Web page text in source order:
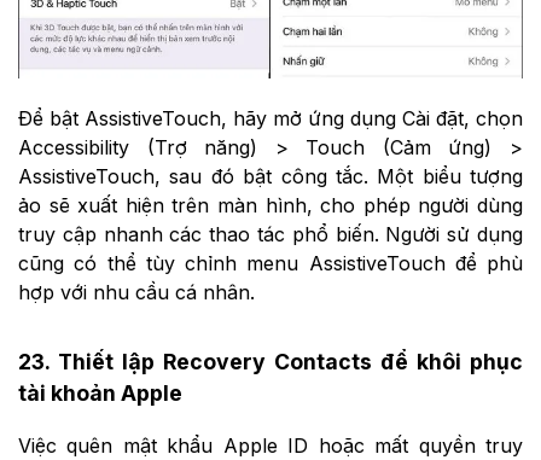
Để bật AssistiveTouch, hãy mở ứng dụng Cài đặt, chọn
Accessibility (Trợ năng) > Touch (Cảm ứng) >
AssistiveTouch, sau đó bật công tắc. Một biểu tượng
ảo sẽ xuất hiện trên màn hình, cho phép người dùng
truy cập nhanh các thao tác phổ biến. Người sử dụng
cũng có thể tùy chỉnh menu AssistiveTouch để phù
hợp với nhu cầu cá nhân.
23. Thiết lập Recovery Contacts để khôi phục
tài khoản Apple
Việc quên mật khẩu Apple ID hoặc mất quyền truy